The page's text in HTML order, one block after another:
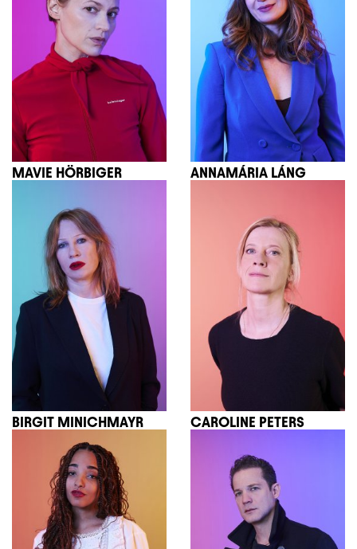
MAVIE HÖRBIGER ANNAMÁRIA LÁNG
BIRGIT MINICHMAYR CAROLINE PETERS